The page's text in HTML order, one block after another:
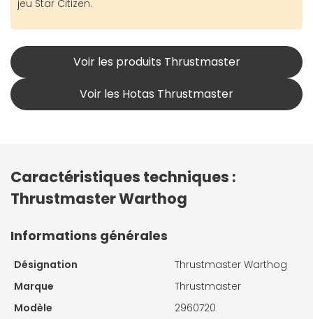
jeu Star Citizen.
Voir les produits Thrustmaster
Voir les Hotas Thrustmaster
Caractéristiques techniques :
Thrustmaster Warthog
Informations générales
Désignation
Thrustmaster Warthog
Marque
Thrustmaster
Modèle
2960720